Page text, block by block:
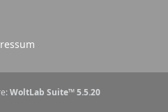
WoltLab Suite™ 5.5.20